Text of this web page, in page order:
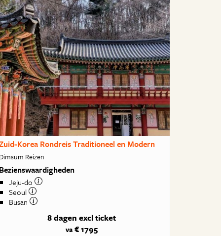
Korea Rondreis Traditioneel en Modern
Dimsum Reizen
Bezienswaardigheden
Jeju-do
Seoul
Busan
8 dagen excl ticket
va € 1795